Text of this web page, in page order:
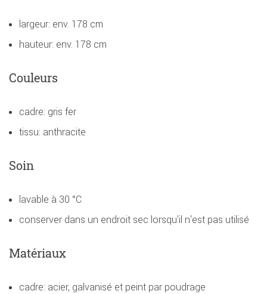
largeur: env. 178 cm
hauteur: env. 178 cm
Couleurs
cadre: gris fer
tissu: anthracite
Soin
lavable à 30 °C
conserver dans un endroit sec lorsqu'il n'est pas utilisé
Matériaux
cadre: acier, galvanisé et peint par poudrage